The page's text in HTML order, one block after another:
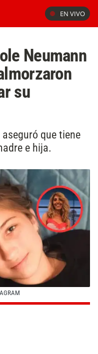
EN VIVO
Neumann
su
que tiene
e hija.